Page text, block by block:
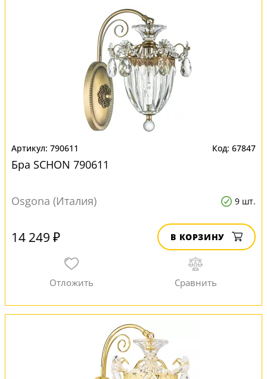
790611 67847
Бра SCHON 790611
Osgona (Италия) 9 шт.
14 249 ₽ В КОРЗИНУ